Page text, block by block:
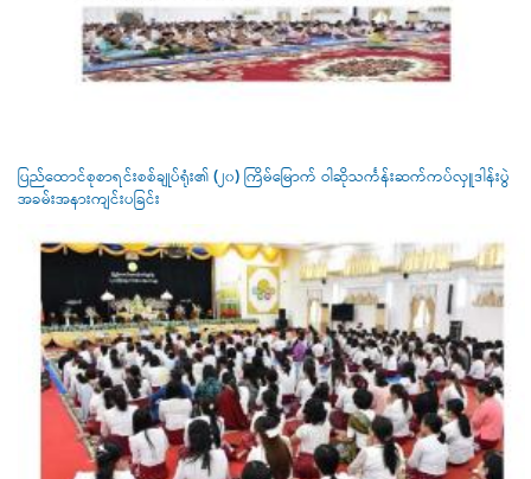
ပြည်ထောင်စုစာရင်းစစ်ချုပ်ရုံး၏ (၂၀) ကြိမ်မြောက် ဝါဆိုသင်္ကန်းဆက်ကပ်လှူဒါန်းပွဲ
အခမ်းအနားကျင်းပခြင်း